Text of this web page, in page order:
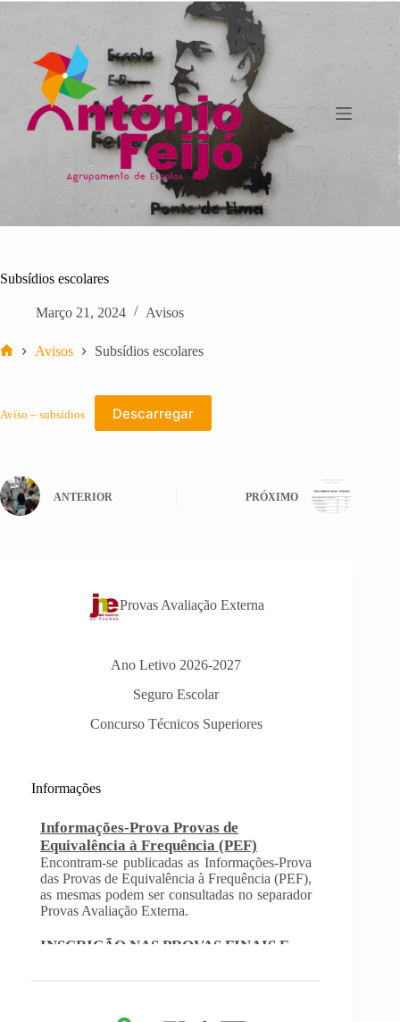
Pular
para
conteúdo
Subsídios escolares
Março 21, 2024 Avisos
Avisos Subsídios escolares
Aviso – subsídios Descarregar
ANTERIOR PRÓXIMO
Provas Avaliação Externa
Ano Letivo 2026-2027
Seguro Escolar
Concurso Técnicos Superiores
Informações
Informações-Prova Provas de
Equivalência à Frequência (PEF)
das Provas de Equivalência à Frequência (PEF),
as mesmas podem ser consultadas no separador
Provas Avaliação Externa.
INSCRIÇÃO NAS PROVAS FINAIS E
NAS PROVAS DE EQUIVALÊNCIA À
alunos autopropostos do ensino básico.